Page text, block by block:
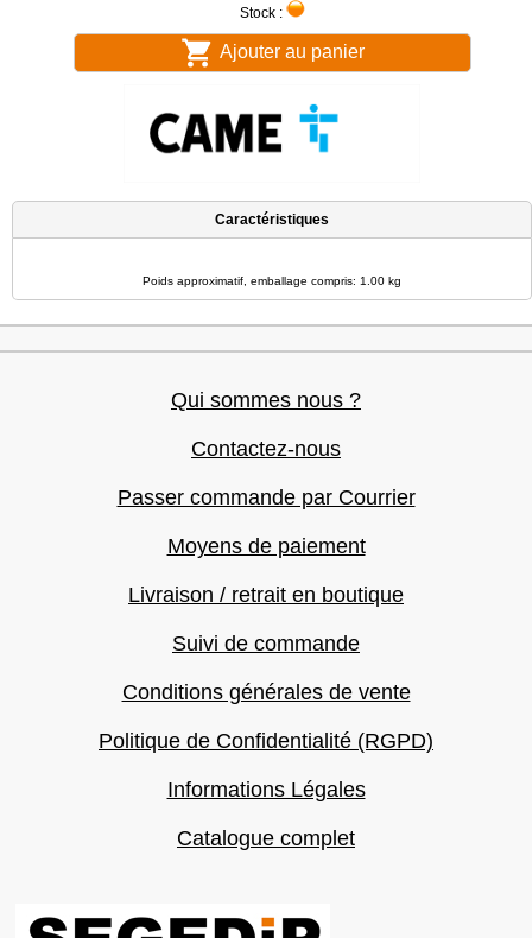
Stock :
Ajouter au panier
Caractéristiques
Poids approximatif, emballage compris: 1.00 kg
Qui sommes nous ?
Contactez-nous
Passer commande par Courrier
Moyens de paiement
Livraison / retrait en boutique
Suivi de commande
Conditions générales de vente
Politique de Confidentialité (RGPD)
Informations Légales
Catalogue complet